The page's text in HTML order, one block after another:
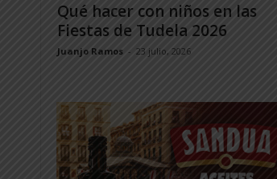
Qué hacer con niños en las
Fiestas de Tudela 2026
Juanjo Ramos - 23 julio, 2026